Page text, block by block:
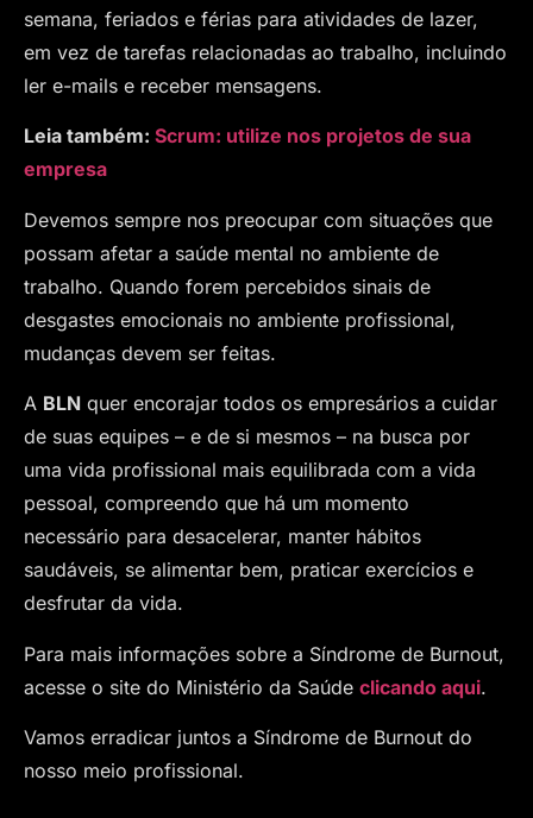
semana, feriados e férias para atividades de lazer,
em vez de tarefas relacionadas ao trabalho, incluindo
ler e-mails e receber mensagens.
Leia também: Scrum: utilize nos projetos de sua
empresa
Devemos sempre nos preocupar com situações que
possam afetar a saúde mental no ambiente de
trabalho. Quando forem percebidos sinais de
desgastes emocionais no ambiente profissional,
mudanças devem ser feitas.
A BLN quer encorajar todos os empresários a cuidar
de suas equipes – e de si mesmos – na busca por
uma vida profissional mais equilibrada com a vida
pessoal, compreendo que há um momento
necessário para desacelerar, manter hábitos
saudáveis, se alimentar bem, praticar exercícios e
desfrutar da vida.
Para mais informações sobre a Síndrome de Burnout,
acesse o site do Ministério da Saúde clicando aqui.
Vamos erradicar juntos a Síndrome de Burnout do
nosso meio profissional.